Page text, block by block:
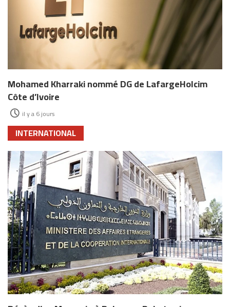
Mohamed Kharraki nommé DG de LafargeHolcim
Côte d’Ivoire
il y a 6 jours
INTERNATIONAL